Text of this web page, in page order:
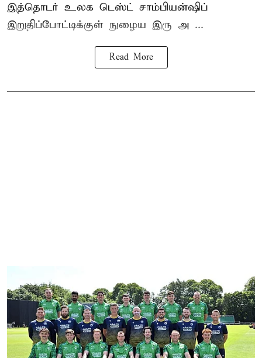
இத்தொடர் உலக டெஸ்ட் சாம்பியன்ஷிப்
இறுதிப்போட்டிக்குள் நுழைய இரு அ ...
Read More